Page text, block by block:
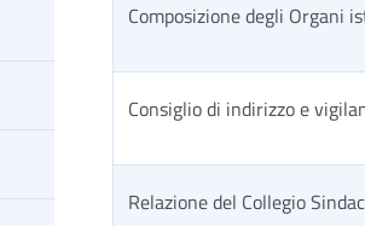
Composizione degli Organi
Consiglio di indirizzo e
Relazione del Collegio